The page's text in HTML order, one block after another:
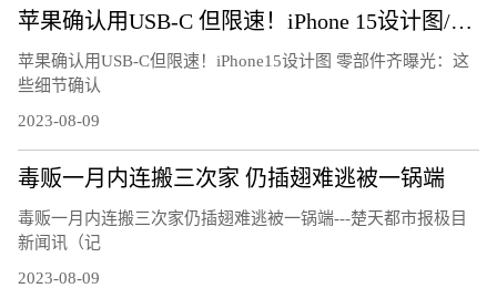
苹果确认用USB-C 但限速！iPhone 15设计图/零部件齐曝光：这些细节确认
苹果确认用USB-C但限速！iPhone15设计图 零部件齐曝光：这
些细节确认
2023-08-09
毒贩一月内连搬三次家 仍插翅难逃被一锅端
毒贩一月内连搬三次家仍插翅难逃被一锅端---楚天都市报极目
新闻讯（记
2023-08-09